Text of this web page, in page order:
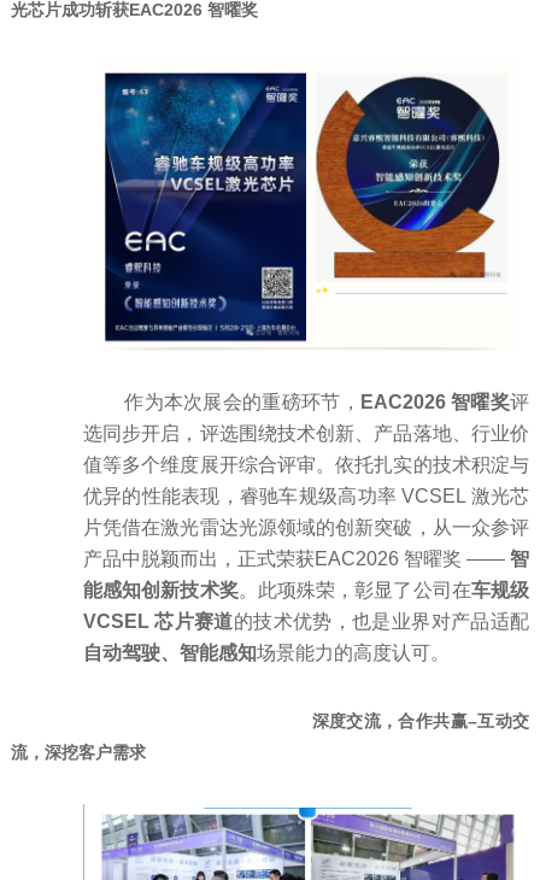
光芯片成功斩获EAC2026 智曜奖
作为本次展会的重磅环节， EAC2026 智曜奖评
选同步开启，评选围绕技术创新、产品落地、行业价
值等多个维度展开综合评审。依托扎实的技术积淀与
优异的性能表现，睿驰车规级高功率 VCSEL 激光芯
片凭借在激光雷达光源领域的创新突破，从一众参评
产品中脱颖而出，正式荣获EAC2026 智曜奖 ——智
能感知创新技术奖。此项殊荣，彰显了公司在车规级
VCSEL 芯片赛道的技术优势，也是业界对产品适配
自动驾驶、智能感知场景能力的高度认可。
深度交流，合作共赢–互动交
流，深挖客户需求